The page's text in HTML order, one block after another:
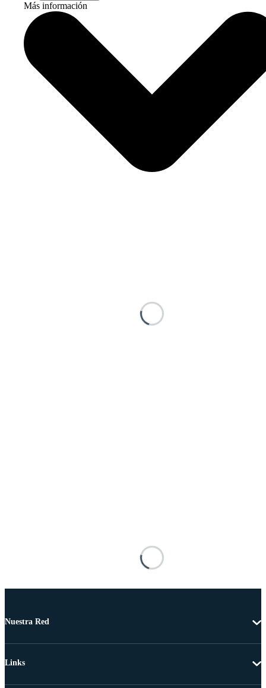
Más información
Nuestra Red
Links